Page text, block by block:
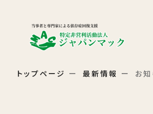
トップページ 最新情報 お知